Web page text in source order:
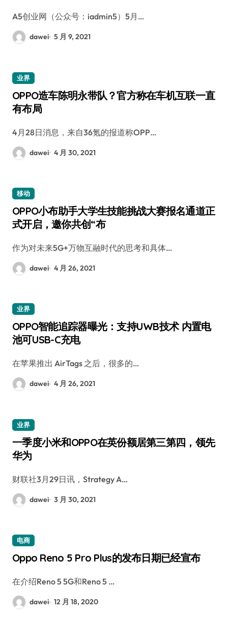
A5创业网（公众号：iadmin5）5月…
dawei 5 月 9, 2021
业界
OPPO造车陈明永带队？官方称在车机互联一直
有布局
4月28日消息，来自36氪的报道称OPP…
dawei 4 月 30, 2021
移动
OPPO小布助手大学生技能挑战大赛报名通道正
式开启，邀你共创“布
作为对未来5G+万物互融时代的思考和具体…
dawei 4 月 26, 2021
业界
OPPO智能追踪器曝光：支持UWB技术 内置电
池可USB-C充电
在苹果推出 AirTags 之后，很多的…
dawei 4 月 26, 2021
业界
一季度小米和OPPO在英份额居第三第四，领先
华为
财联社3月29日讯，Strategy A…
dawei 3 月 30, 2021
电商
Oppo Reno 5 Pro Plus的发布日期已经宣布
在介绍Reno 5 5G和Reno 5 …
dawei 12 月 18, 2020